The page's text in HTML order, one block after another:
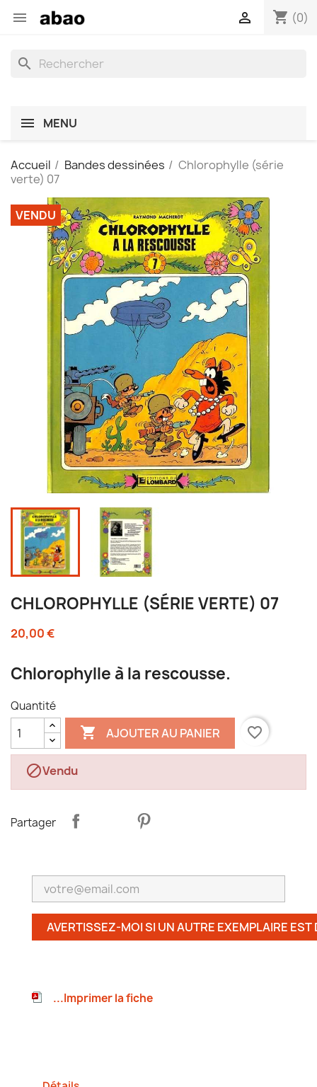
 shopping_cart (0)

search
MENU
Accueil Bandes dessinées
Chlorophylle (série
verte) 07
VENDU
CHLOROPHYLLE (SÉRIE VERTE) 07
20,00 €
Chlorophylle à la rescousse.
Quantité
 AJOUTER AU PANIER favorite_border
Vendu
Partager
AVERTISSEZ-MOI SI UN AUTRE EXEMPLAIRE EST
...Imprimer la fiche